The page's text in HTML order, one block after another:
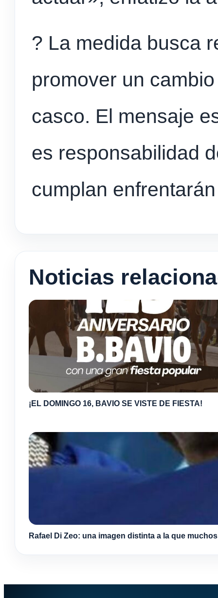
? La medida busca
promover un
casco. El mensaje
es responsabilidad
cumplan
Noticias
¡EL DOMINGO 16, BAVIO SE VISTE DE FIESTA!
Rafael Di Zeo: una imagen distinta a la que